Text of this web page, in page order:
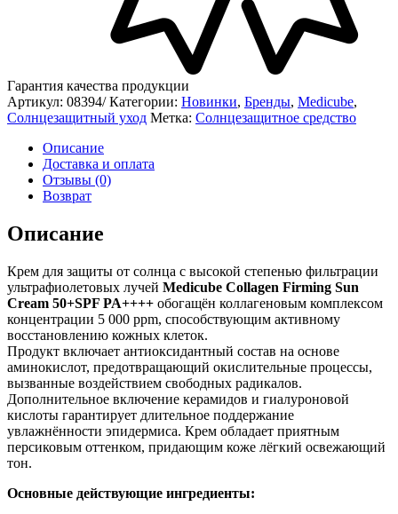
Гарантия качества продукции
Артикул: 08394/ Категории: Новинки, Бренды, Medicube,
Солнцезащитный уход Метка: Солнцезащитное средство
Описание
Доставка и оплата
Отзывы (0)
Возврат
Описание
Крем для защиты от солнца с высокой степенью фильтрации
ультрафиолетовых лучей Medicube Collagen Firming Sun
Cream 50+SPF PA++++ обогащён коллагеновым комплексом
концентрации 5 000 ppm, способствующим активному
восстановлению кожных клеток.
Продукт включает антиоксидантный состав на основе
аминокислот, предотвращающий окислительные процессы,
вызванные воздействием свободных радикалов.
Дополнительное включение керамидов и гиалуроновой
кислоты гарантирует длительное поддержание
увлажнённости эпидермиса. Крем обладает приятным
персиковым оттенком, придающим коже лёгкий освежающий
тон.
Основные действующие ингредиенты: